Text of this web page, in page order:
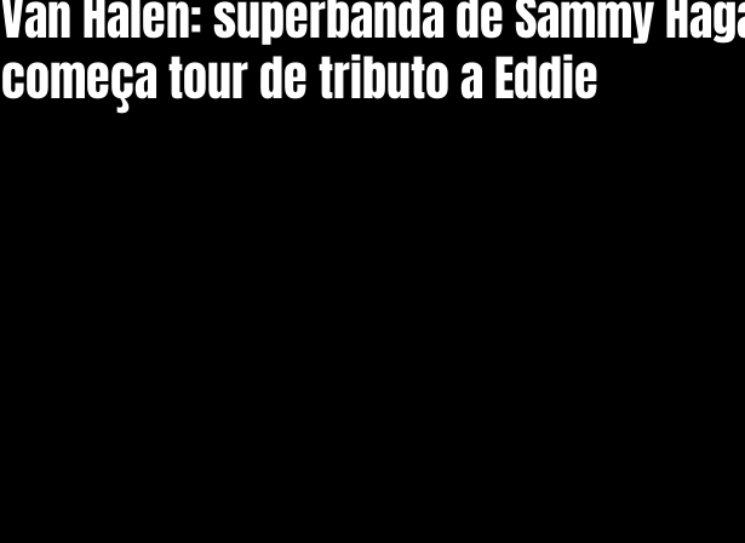
Van Halen: superbanda de Sammy
começa tour de tributo a Eddie